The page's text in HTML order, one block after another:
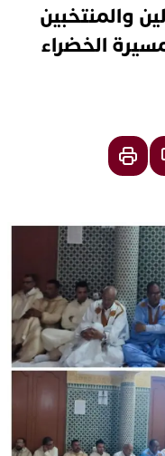
والمنتخبين
الخضراء